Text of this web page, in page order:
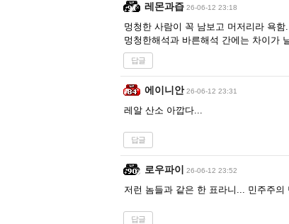
레몬과즙 26-06-12 23:18
멍청한 사람이 꼭 남보고 머저리라 욕함.
멍청한해석과 바른해석 간에는 차이가
답글
에이니안 26-06-12 23:31
레알 산소 아깝다...
답글
로우파이 26-06-12 23:52
저런 놈들과 같은 한 표라니... 민주주의
답글